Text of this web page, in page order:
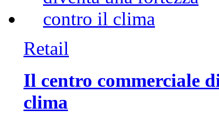
Retail
Il centro commerciale
clima